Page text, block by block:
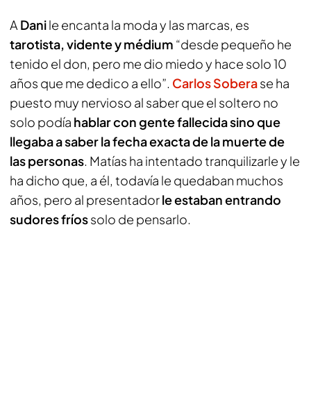
A Danile encanta la moda y las marcas, es
tarotista, vidente y médium “desde pequeño he
tenido el don, pero me dio miedo y hace solo 10
años que me dedico a ello”. Carlos Soberase ha
puesto muy nervioso al saber que el soltero no
solo podía hablar con gente fallecida sino que
llegaba a saber la fecha exacta de la muerte de
las personas. Matías ha intentado tranquilizarle y le
ha dicho que, a él, todavía le quedaban muchos
años, pero al presentadorle estaban entrando
sudores fríossolo de pensarlo.